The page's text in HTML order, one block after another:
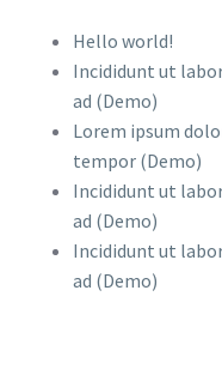
Hello world!
Incididunt ut
ad (Demo)
Lorem ipsum
tempor (Demo)
Incididunt ut
ad (Demo)
Incididunt ut
ad (Demo)